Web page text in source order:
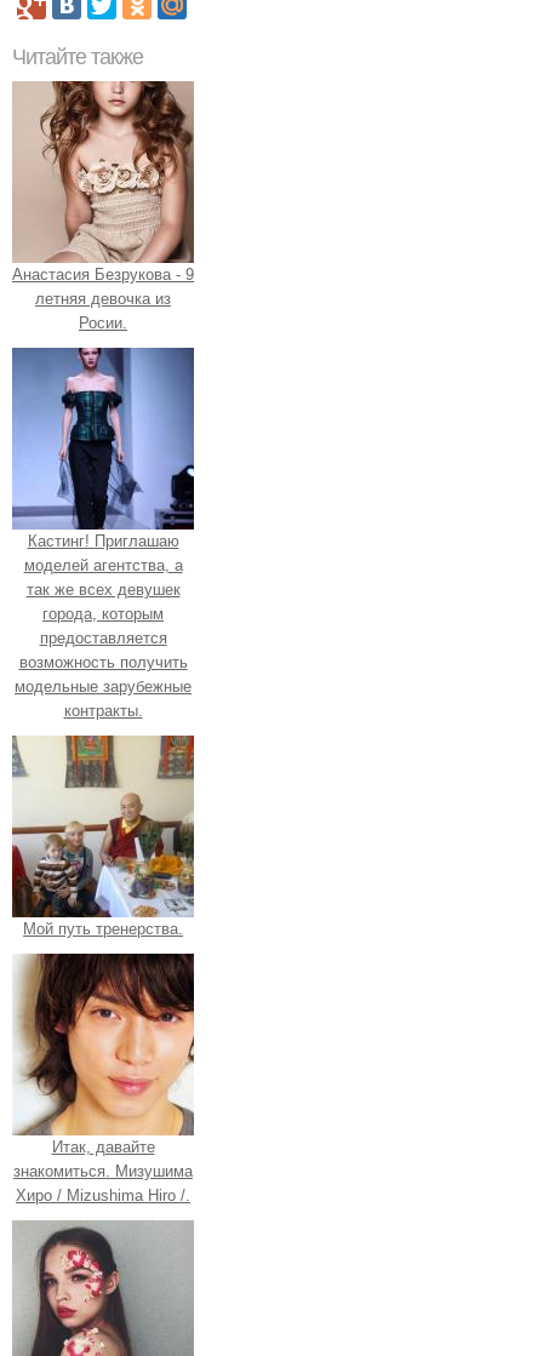
Читайте также
Анастасия Безрукова - 9
летняя девочка из
Росии.
Кастинг! Приглашаю
моделей агентства, а
так же всех девушек
города, которым
предоставляется
возможность получить
модельные зарубежные
контракты.
Мой путь тренерства.
Итак, давайте
знакомиться. Мизушима
Хиро / Mizushima Hiro /.